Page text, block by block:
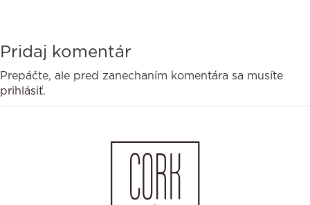
Pridaj komentár
Prepáčte, ale pred zanechaním komentára sa musíte
prihlásiť.